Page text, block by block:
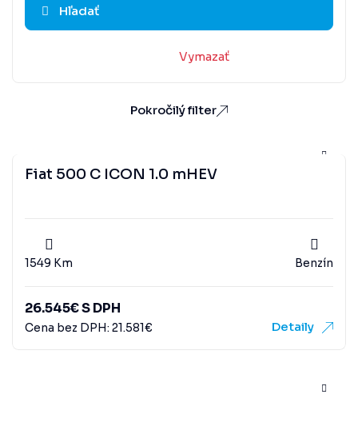
Žltá
Hľadať
Vymazať
Pokročilý filter
Fiat 500 C ICON 1.0 mHEV
1549 Km Benzín
26.545€S DPH
Cena bez DPH: 21.581€ Detaily